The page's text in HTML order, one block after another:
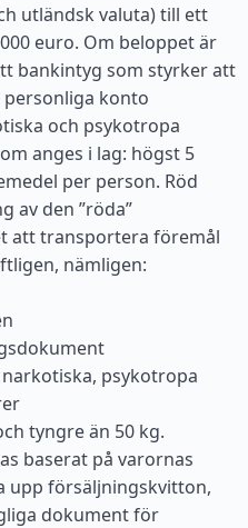
utländsk valuta) till ett
euro. Om beloppet är
bankintyg som styrker att
konto
och psykotropa
anges i lag: högst 5
per person. Röd
av den ”röda”
att transportera föremål
nämligen:
psykotropa
tyngre än 50 kg.
baserat på varornas
upp försäljningskvitton,
dokument för